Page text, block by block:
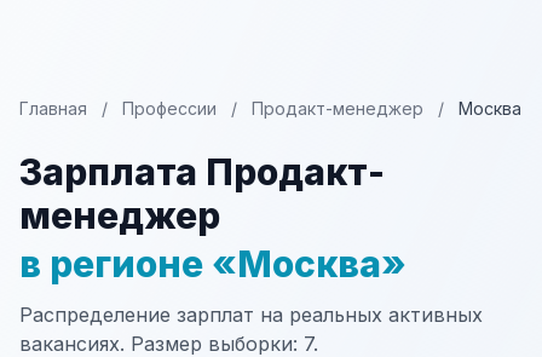
Главная / Профессии / Продакт-менеджер / Москва
Зарплата Продакт-
менеджер
в регионе «Москва»
Распределение зарплат на реальных активных
вакансиях. Размер выборки: 7.